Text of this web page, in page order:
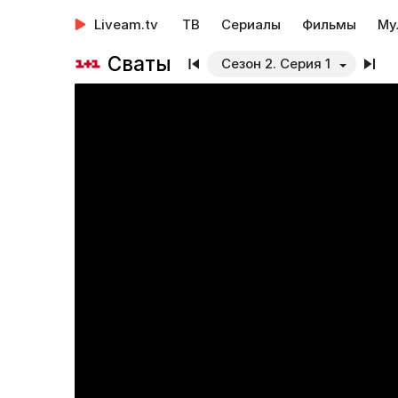
Liveam.tv ТВ Сериалы Фильмы
Сваты Сезон 2. Серия 1